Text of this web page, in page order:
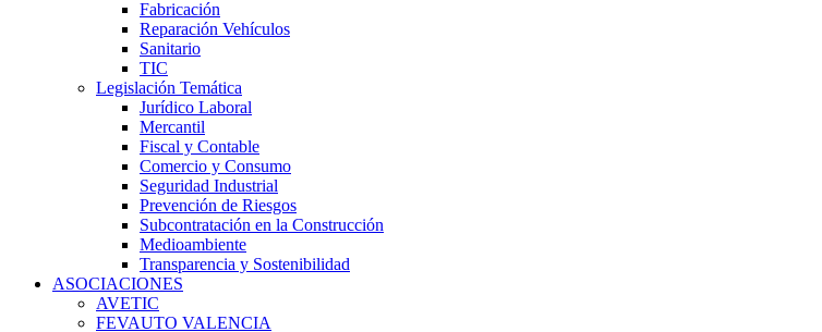
Fabricación
Reparación Vehículos
Sanitario
TIC
Legislación Temática
Jurídico Laboral
Mercantil
Fiscal y Contable
Comercio y Consumo
Seguridad Industrial
Prevención de Riesgos
Subcontratación en la Construcción
Medioambiente
Transparencia y Sostenibilidad
ASOCIACIONES
AVETIC
FEVAUTO VALENCIA